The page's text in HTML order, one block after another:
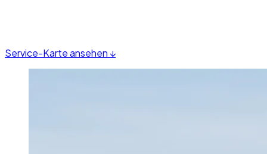
Service-Karte ansehen ↓